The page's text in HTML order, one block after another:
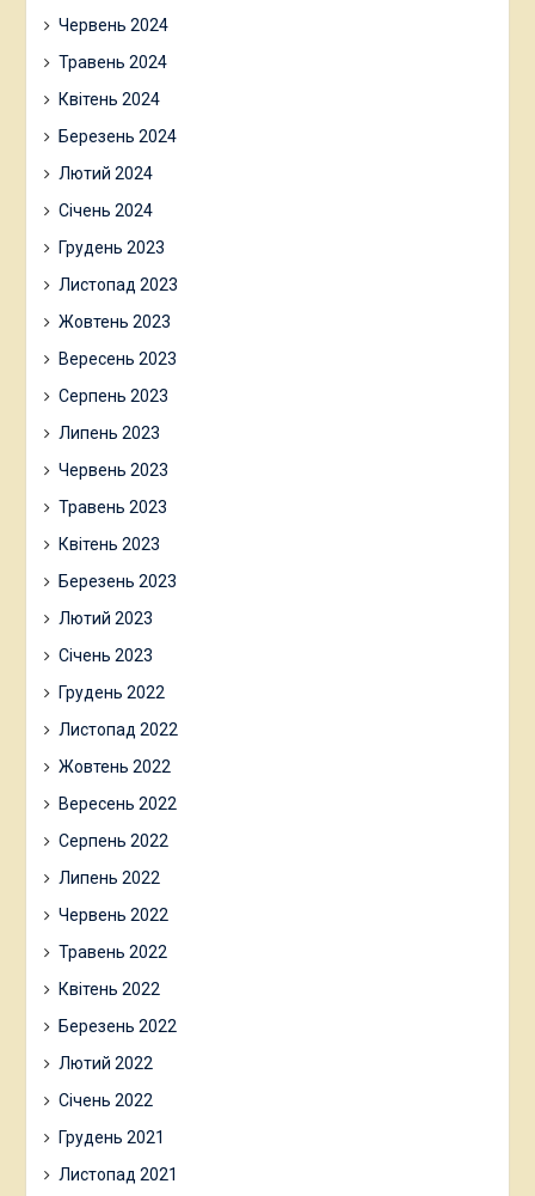
Червень 2024
Травень 2024
Квітень 2024
Березень 2024
Лютий 2024
Січень 2024
Грудень 2023
Листопад 2023
Жовтень 2023
Вересень 2023
Серпень 2023
Липень 2023
Червень 2023
Травень 2023
Квітень 2023
Березень 2023
Лютий 2023
Січень 2023
Грудень 2022
Листопад 2022
Жовтень 2022
Вересень 2022
Серпень 2022
Липень 2022
Червень 2022
Травень 2022
Квітень 2022
Березень 2022
Лютий 2022
Січень 2022
Грудень 2021
Листопад 2021